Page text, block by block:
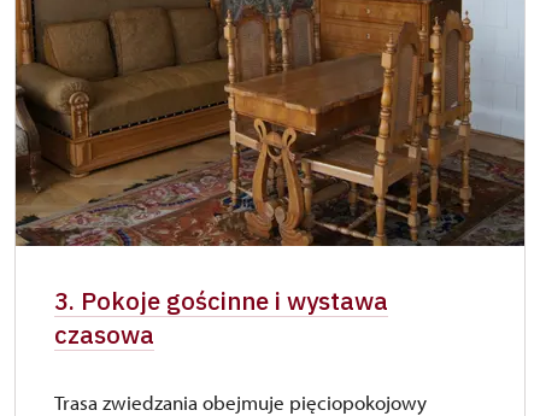
3. Pokoje gościnne i wystawa
czasowa
Trasa zwiedzania obejmuje pięciopokojowy